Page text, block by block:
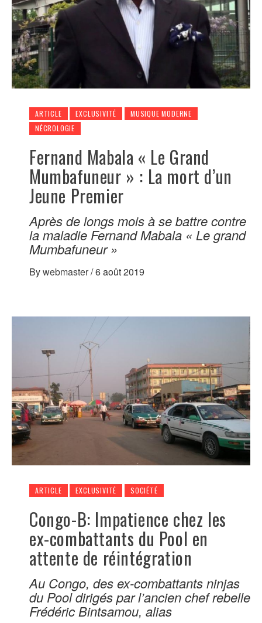
ARTICLE EXCLUSIVITÉ
MUSIQUE MODERNE
NÉCROLOGIE
Fernand Mabala « Le Grand
Mumbafuneur » : La mort d’un
Jeune Premier
Après de longs mois à se battre contre
la maladie Fernand Mabala « Le grand
Mumbafuneur »
Bywebmaster/6 août 2019
ARTICLE EXCLUSIVITÉ SOCIÉTÉ
Congo-B: Impatience chez les
ex-combattants du Pool en
attente de réintégration
Au Congo, des ex-combattants ninjas
du Pool dirigés par l’ancien chef rebelle
Frédéric Bintsamou, alias